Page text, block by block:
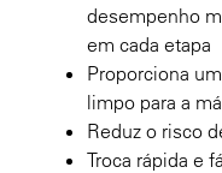
desempenho
em cada etapa
Proporciona
limpo para a
Reduz o risco
Troca rápida e